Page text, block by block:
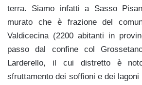
terra. Siamo infatti a Sasso
murato che è frazione del
Valdicecina (2200 abitanti in
passo dal confine col
Larderello, il cui distretto è
sfruttamento dei soffioni e dei lagoni